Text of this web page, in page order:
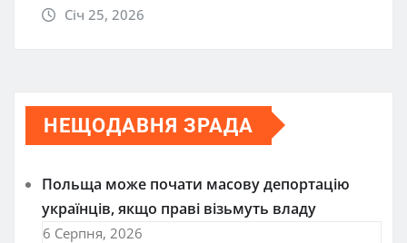
Січ 25, 2026
НЕЩОДАВНЯ ЗРАДА
Польща може почати масову депортацію
українців, якщо праві візьмуть владу
6 Серпня, 2026